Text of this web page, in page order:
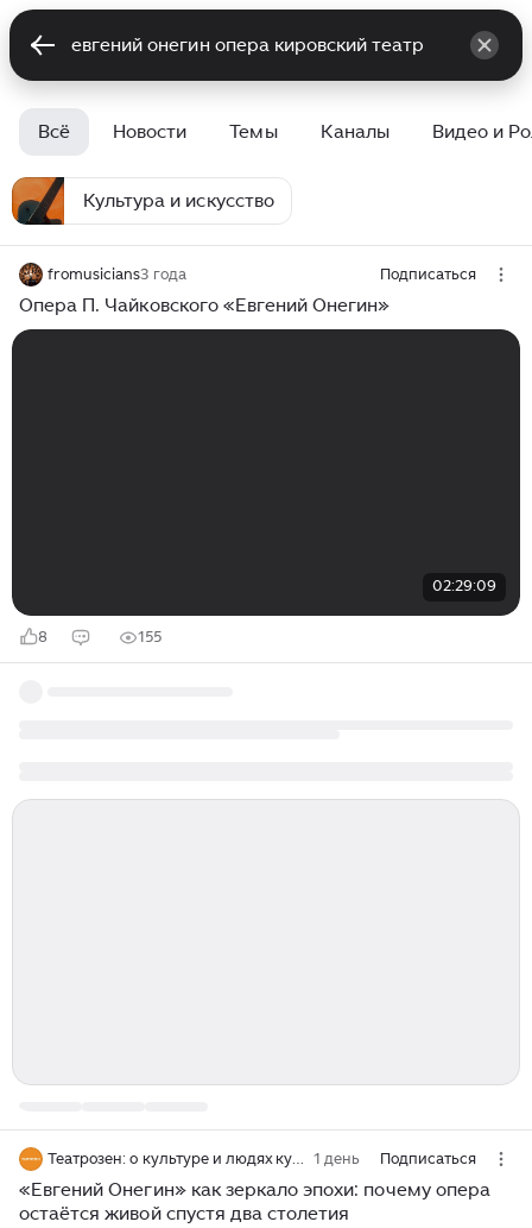
Всё Новости Темы Каналы Видео и
Культура и искусство
fromusicians3 года Подписаться
Опера П. Чайковского «Евгений Онегин»
02:29:09
8 155
1 день Подписаться
«Евгений Онегин» как зеркало эпохи: почему опера
остаётся живой спустя два столетия